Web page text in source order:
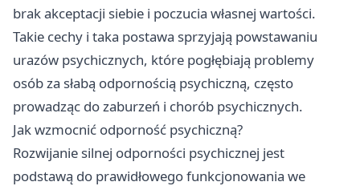
brak akceptacji siebie i poczucia własnej wartości.
Takie cechy i taka postawa sprzyjają powstawaniu
urazów psychicznych, które pogłębiają problemy
osób za słabą odpornością psychiczną, często
prowadząc do zaburzeń i chorób psychicznych.
Jak wzmocnić odporność psychiczną?
Rozwijanie silnej odporności psychicznej jest
podstawą do prawidłowego funkcjonowania we